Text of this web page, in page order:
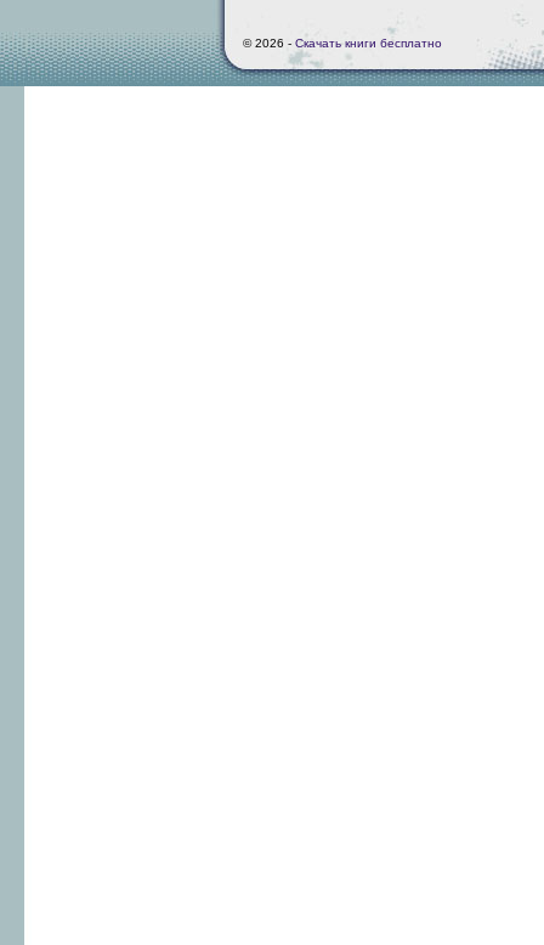
© 2026 - Скачать книги бесплатно